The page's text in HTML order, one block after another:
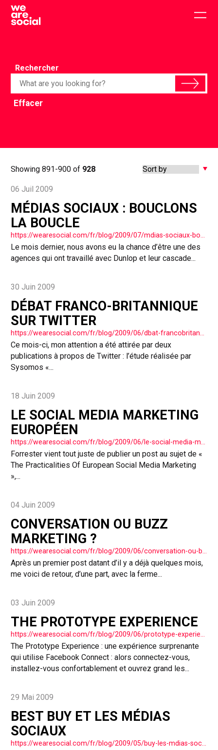
Skip
content
Rechercher
Effacer
Showing 891-900 of 928
06 Juil 2009
MÉDIAS SOCIAUX : BOUCLONS
LA BOUCLE
Le mois dernier, nous avons eu la chance d’être une des
agences qui ont travaillé avec Dunlop et leur cascade...
30 Juin 2009
DÉBAT FRANCO-BRITANNIQUE
SUR TWITTER
Ce mois-ci, mon attention a été attirée par deux
publications à propos de Twitter : l’étude réalisée par
Sysomos «...
18 Juin 2009
LE SOCIAL MEDIA MARKETING
EUROPÉEN
Forrester vient tout juste de publier un post au sujet de «
The Practicalities Of European Social Media Marketing
»,...
04 Juin 2009
CONVERSATION OU BUZZ
MARKETING ?
https://wearesocial.com/fr/blog/2009/06/conversation-ou-buzz-marketing/
Après un premier post datant d’il y a déjà quelques mois,
me voici de retour, d’une part, avec la ferme...
03 Juin 2009
THE PROTOTYPE EXPERIENCE
https://wearesocial.com/fr/blog/2009/06/prototype-experience/
The Prototype Experience : une expérience surprenante
qui utilise Facebook Connect : alors connectez-vous,
installez-vous confortablement et ouvrez grand les...
29 Mai 2009
BEST BUY ET LES MÉDIAS
SOCIAUX
https://wearesocial.com/fr/blog/2009/05/buy-les-mdias-sociaux/